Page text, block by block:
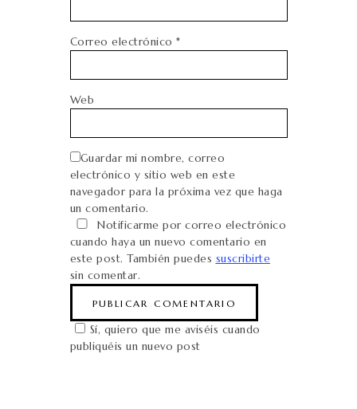
Correo electrónico *
Web
Guardar mi nombre, correo
electrónico y sitio web en este
navegador para la próxima vez que haga
un comentario.
Notificarme por correo electrónico
cuando haya un nuevo comentario en
este post. También puedes suscribirte
sin comentar.
Sí, quiero que me aviséis cuando
publiquéis un nuevo post